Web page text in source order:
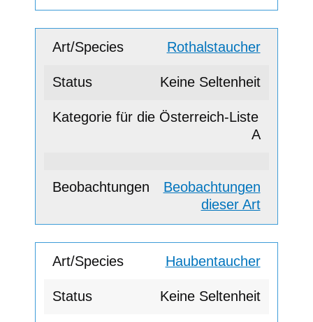
Rothalstaucher
Keine Seltenheit
A
Beobachtungen
dieser Art
Haubentaucher
Keine Seltenheit